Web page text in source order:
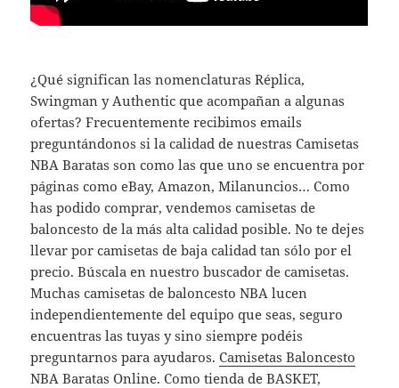
¿Qué significan las nomenclaturas Réplica,
Swingman y Authentic que acompañan a algunas
ofertas? Frecuentemente recibimos emails
preguntándonos si la calidad de nuestras Camisetas
NBA Baratas son como las que uno se encuentra por
páginas como eBay, Amazon, Milanuncios… Como
has podido comprar, vendemos camisetas de
baloncesto de la más alta calidad posible. No te dejes
llevar por camisetas de baja calidad tan sólo por el
precio. Búscala en nuestro buscador de camisetas.
Muchas camisetas de baloncesto NBA lucen
independientemente del equipo que seas, seguro
encuentras las tuyas y sino siempre podéis
preguntarnos para ayudaros.Camisetas Baloncesto
NBA Baratas Online. Como tienda de BASKET,